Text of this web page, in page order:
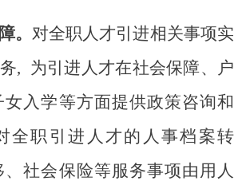
。 对全职 人才引进相关事项实
, 为引进人才在社会保障、户
入学等方面提供政策咨询和
全职引进人才的人事档案转
、社会保险等服务事项由用人